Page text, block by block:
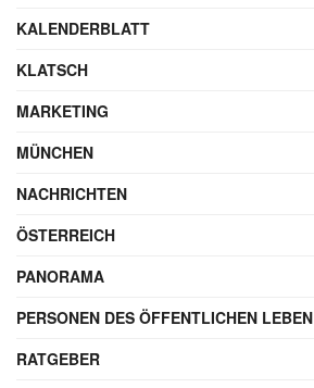
KALENDERBLATT
KLATSCH
MARKETING
MÜNCHEN
NACHRICHTEN
ÖSTERREICH
PANORAMA
PERSONEN DES ÖFFENTLICHEN LEBEN
RATGEBER